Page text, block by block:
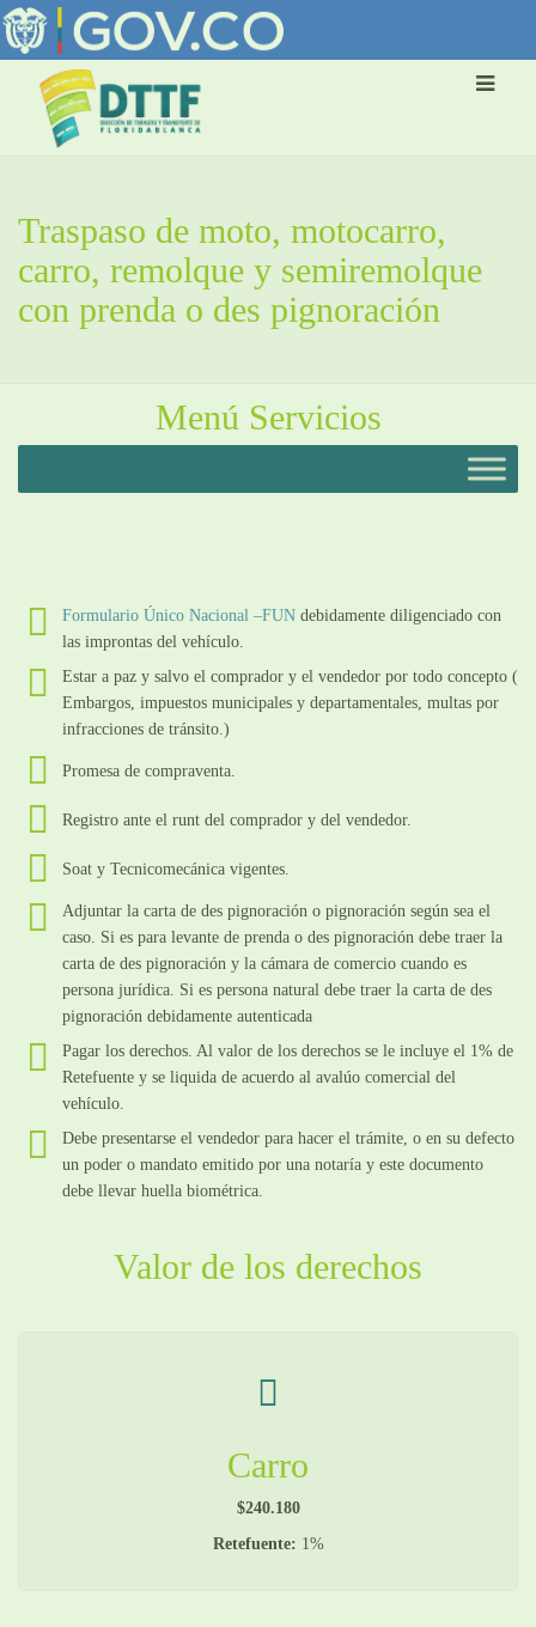
Traspaso de moto, motocarro,
carro, remolque y semiremolque
con prenda o des pignoración
Menú Servicios
Formulario Único Nacional –FUN debidamente diligenciado con
las improntas del vehículo.
Estar a paz y salvo el comprador y el vendedor por todo concepto (
Embargos, impuestos municipales y departamentales, multas por
infracciones de tránsito.)
Promesa de compraventa.
Registro ante el runt del comprador y del vendedor.
Soat y Tecnicomecánica vigentes.
Adjuntar la carta de des pignoración o pignoración según sea el
caso. Si es para levante de prenda o des pignoración debe traer la
carta de des pignoración y la cámara de comercio cuando es
persona jurídica. Si es persona natural debe traer la carta de des
pignoración debidamente autenticada
Pagar los derechos. Al valor de los derechos se le incluye el 1% de
Retefuente y se liquida de acuerdo al avalúo comercial del
vehículo.
Debe presentarse el vendedor para hacer el trámite, o en su defecto
un poder o mandato emitido por una notaría y este documento
debe llevar huella biométrica.
Valor de los derechos
Carro
$240.180
Retefuente: 1%